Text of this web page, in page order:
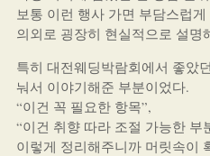
보통 이런 행사 가면 부담스럽
의외로 굉장히 현실적으로 설명
특히 대전웨딩박람회에서 좋았
눠서 이야기해준 부분이었다.
“이건 꼭 필요한 항목”,
“이건 취향 따라 조절 가능한 부
이렇게 정리해주니까 머릿속이